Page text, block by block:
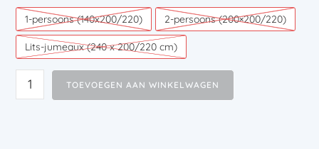
1-persoons (140x200/220) 2-persoons (200×200/220)
Lits-jumeaux (240 x 200/220 cm)
TOEVOEGEN AAN WINKELWAGEN